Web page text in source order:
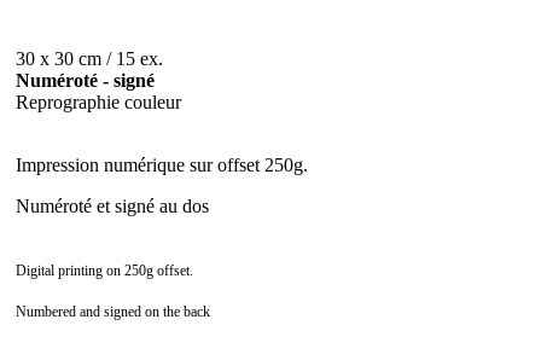
30 x 30 cm / 15 ex.
Numéroté - signé
Reprographie couleur
Impression numérique sur offset 250g.
Numéroté et signé au dos
Digital printing on 250g offset.
Numbered and signed on the back